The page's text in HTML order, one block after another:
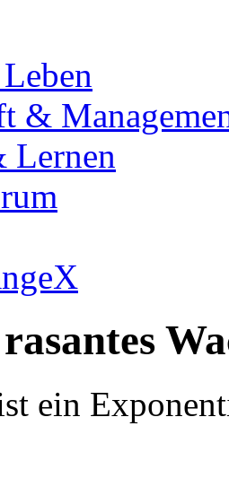
&
Lernen
ein